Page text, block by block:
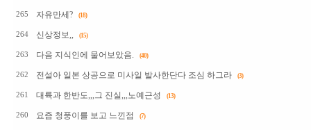
265 자유만세? (18)
264 신상정보,, (15)
263 다음 지식인에 물어보았음. (40)
262 전설아 일본 상공으로 미사일 발사한단다 조심 하그라 (3)
261 대륙과 한반도,,,그 진실,,,노예근성 (13)
260 요즘 청풍이를 보고 느낀점 (7)